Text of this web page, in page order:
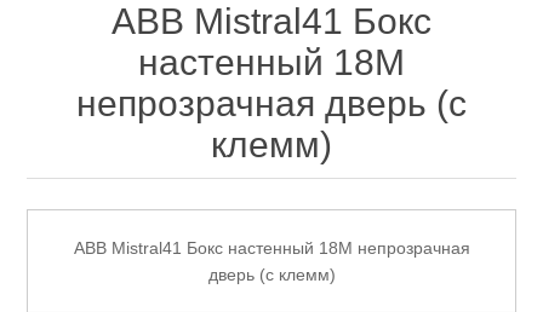
ABB Mistral41 Бокс
настенный 18М
непрозрачная дверь (с
клемм)
ABB Mistral41 Бокс настенный 18М непрозрачная
дверь (с клемм)